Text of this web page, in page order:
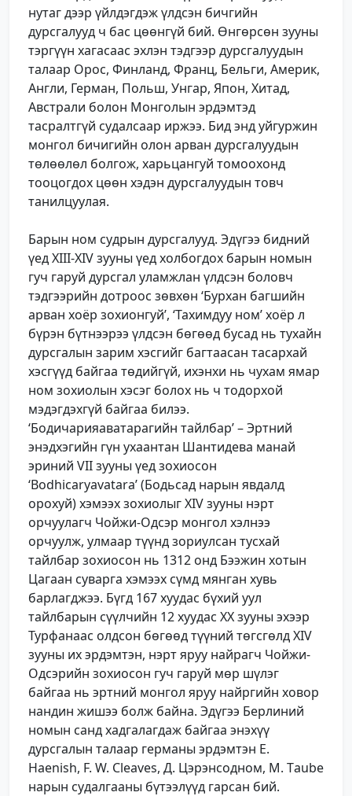
нутаг дээр үйлдэгдэж үлдсэн бичгийн
дурсгалууд ч бас цөөнгүй бий. Өнгөрсөн зууны
тэргүүн хагасаас эхлэн тэдгээр дурсгалуудын
талаар Орос, Финланд, Франц, Бельги, Америк,
Англи, Герман, Польш, Унгар, Япон, Хитад,
Австрали болон Монголын эрдэмтэд
тасралтгүй судалсаар иржээ. Бид энд уйгуржин
монгол бичигийн олон арван дурсгалуудын
төлөөлөл болгож, харьцангуй томоохонд
тооцогдох цөөн хэдэн дурсгалуудын товч
танилцуулая.
Барын ном судрын дурсгалууд. Эдүгээ бидний
үед XIII-XIV зууны үед холбогдох барын номын
гуч гаруй дурсгал уламжлан үлдсэн боловч
тэдгээрийн дотроос зөвхөн ‘Бурхан багшийн
арван хоёр зохионгуй’, ‘Тахимдуу ном’ хоёр л
бүрэн бүтнээрээ үлдсэн бөгөөд бусад нь тухайн
дурсгалын зарим хэсгийг багтаасан тасархай
хэсгүүд байгаа төдийгүй, ихэнхи нь чухам ямар
ном зохиолын хэсэг болох нь ч тодорхой
мэдэгдэхгүй байгаа билээ.
‘Бодичарияаватарагийн тайлбар’ – Эртний
энэдхэгийн гүн ухаантан Шантидева манай
эриний VII зууны үед зохиосон
‘Bodhicaryavatara’ (Бодьсад нарын явдалд
орохуй) хэмээх зохиолыг XIV зууны нэрт
орчуулагч Чойжи-Одсэр монгол хэлнээ
орчуулж, улмаар түүнд зориулсан тусхай
тайлбар зохиосон нь 1312 онд Бээжин хотын
Цагаан суварга хэмээх сүмд мянган хувь
барлагджээ. Бүгд 167 хуудас бүхий уул
тайлбарын сүүлчийн 12 хуудас ХХ зууны эхээр
Турфанаас олдсон бөгөөд түүний төгсгөлд XIV
зууны их эрдэмтэн, нэрт яруу найрагч Чойжи-
Одсэрийн зохиосон гуч гаруй мөр шүлэг
байгаа нь эртний монгол яруу найргийн ховор
нандин жишээ болж байна. Эдүгээ Берлиний
номын санд хадгалагдаж байгаа энэхүү
дурсгалын талаар германы эрдэмтэн E.
Haenish, F. W. Cleaves, Д. Цэрэнсодном, M. Тaube
нарын судалгааны бүтээлүүд гарсан бий.